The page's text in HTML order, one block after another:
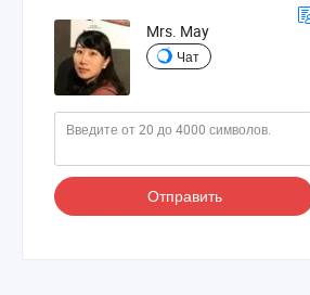
Mrs. May
Чат
Отправить